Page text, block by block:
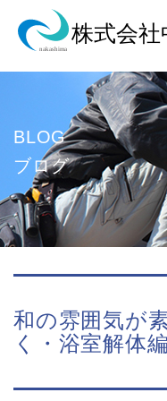
BLOG
ブログ
和の雰囲気が
く・浴室解体